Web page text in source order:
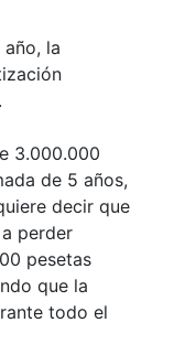
la
3.000.000
de 5 años,
decir que
perder
pesetas
que la
todo el